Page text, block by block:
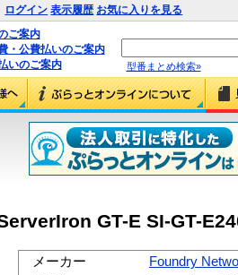
ログイン 表示履歴 お気に入りを見る
ご案内
・公費払いのご案内
いのご案内
型番まとめ検索»
GT-E SI-GT-
メーカー
Foundry